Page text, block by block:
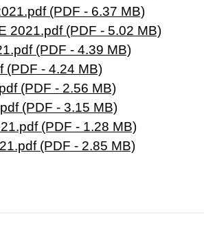
(PDF - 6.37 MB)
2021.pdf (PDF - 5.02 MB)
(PDF - 4.39 MB)
(PDF - 4.24 MB)
(PDF - 2.56 MB)
(PDF - 3.15 MB)
(PDF - 1.28 MB)
(PDF - 2.85 MB)